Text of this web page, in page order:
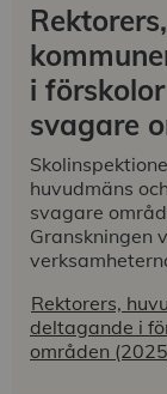
i
svagare
huvudmäns
svagare
Granskningen
Rektorers,
deltagande i
områden